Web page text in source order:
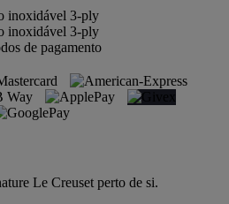
de pagamento
Le Creuset perto de si.